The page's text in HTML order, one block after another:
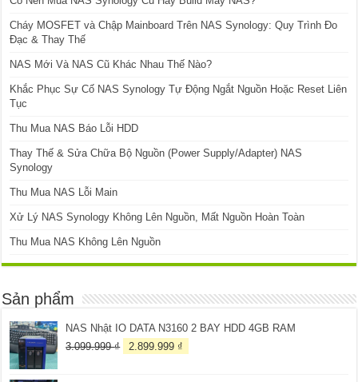
Cháy MOSFET và Chập Mainboard Trên NAS Synology: Quy Trình Đo
Đạc & Thay Thế
NAS Mới Và NAS Cũ Khác Nhau Thế Nào?
Khắc Phục Sự Cố NAS Synology Tự Động Ngắt Nguồn Hoặc Reset Liên
Tục
Thu Mua NAS Báo Lỗi HDD
Thay Thế & Sửa Chữa Bộ Nguồn (Power Supply/Adapter) NAS
Synology
Thu Mua NAS Lỗi Main
Xử Lý NAS Synology Không Lên Nguồn, Mất Nguồn Hoàn Toàn
Thu Mua NAS Không Lên Nguồn
Sản phẩm
NAS Nhật IO DATA N3160 2 BAY HDD 4GB RAM
3.099.999₫
Giá
2.899.999 ₫